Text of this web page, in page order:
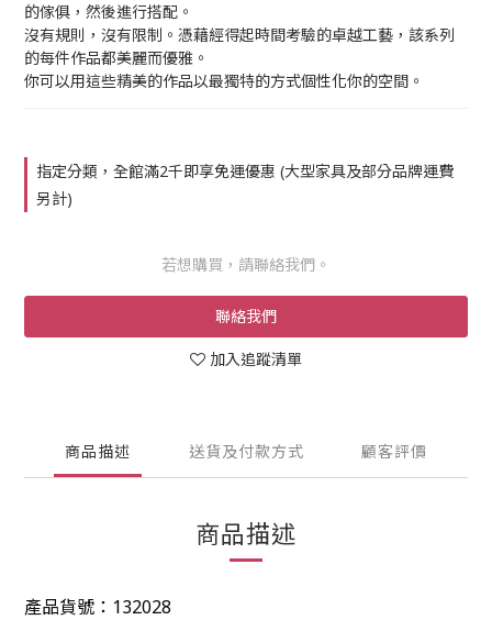
的傢俱，然後進行搭配。
沒有規則，沒有限制。憑藉經得起時間考驗的卓越工藝，該系列
的每件作品都美麗而優雅。
你可以用這些精美的作品以最獨特的方式個性化你的空間。
指定分類，全館滿2千即享免運優惠 (大型家具及部分品牌運費
另計)
若想購買，請聯絡我們。
聯絡我們
加入追蹤清單
商品描述 送貨及付款方式 顧客評價
商品描述
產品貨號： 132028